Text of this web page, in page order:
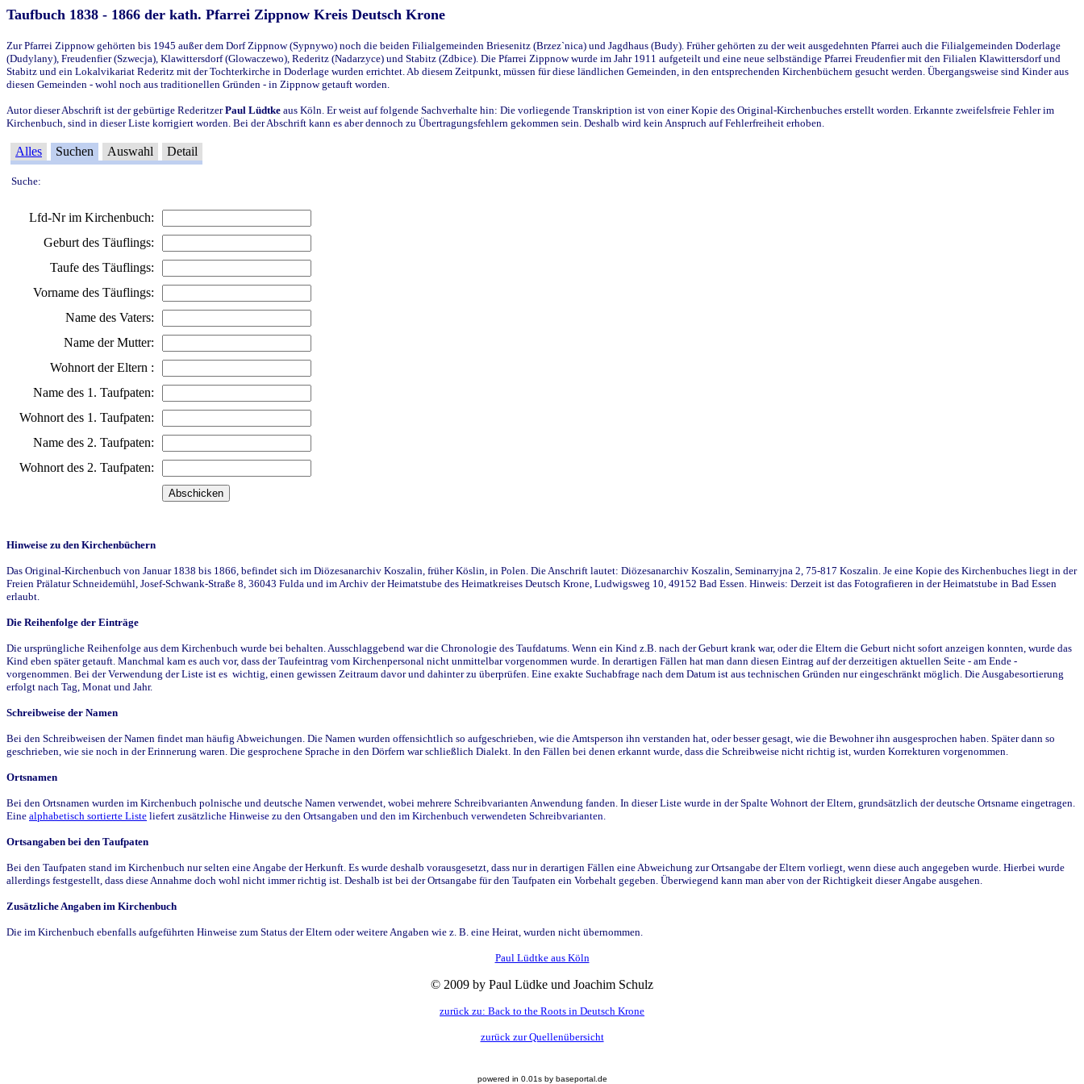
Taufbuch 1838 - 1866 der kath. Pfarrei Zippnow Kreis Deutsch Krone
Zur Pfarrei Zippnow gehörten bis 1945 außer dem Dorf Zippnow (Sypnywo) noch die beiden Filialgemeinden Briesenitz (Brzez`nica) und Jagdhaus (Budy). Früher gehörten zu der weit ausgedehnten Pfarrei auch die Filialgemeinden Doderlage
(Dudylany), Freudenfier (Szwecja), Klawittersdorf (Glowaczewo), Rederitz (Nadarzyce) und Stabitz (Zdbice). Die Pfarrei Zippnow wurde im Jahr 1911 aufgeteilt und eine neue selbständige Pfarrei Freudenfier mit den Filialen Klawittersdorf und
Stabitz und ein Lokalvikariat Rederitz mit der Tochterkirche in Doderlage wurden errichtet. Ab diesem Zeitpunkt, müssen für diese ländlichen Gemeinden, in den entsprechenden Kirchenbüchern gesucht werden. Übergangsweise sind Kinder aus
diesen Gemeinden - wohl noch aus traditionellen Gründen - in Zippnow getauft worden.
Autor dieser Abschrift ist der gebürtige RederitzerPaul Lüdtke aus Köln. Er weist auf folgende Sachverhalte hin: Die vorliegende Transkription ist von einer Kopie des Original-Kirchenbuches erstellt worden. Erkannte zweifelsfreie Fehler im
Kirchenbuch, sind in dieser Liste korrigiert worden. Bei der Abschrift kann es aber dennoch zu Übertragungsfehlern gekommen sein. Deshalb wird kein Anspruch auf Fehlerfreiheit erhoben.
Alles Suchen Auswahl Detail
Suche:
Lfd-Nr im Kirchenbuch:
Geburt des Täuflings:
Taufe des Täuflings:
Vorname des Täuflings:
Name des Vaters:
Name der Mutter:
Wohnort der Eltern :
Name des 1. Taufpaten:
Wohnort des 1. Taufpaten:
Name des 2. Taufpaten:
Wohnort des 2. Taufpaten:
Hinweise zu den Kirchenbüchern
Das Original-Kirchenbuch von Januar 1838 bis 1866, befindet sich im Diözesanarchiv Koszalin, früher Köslin, in Polen. Die Anschrift lautet: Diözesanarchiv Koszalin, Seminarryjna 2, 75-817 Koszalin. Je eine Kopie des Kirchenbuches liegt in der
Freien Prälatur Schneidemühl, Josef-Schwank-Straße 8, 36043 Fulda und im Archiv der Heimatstube des Heimatkreises Deutsch Krone, Ludwigsweg 10, 49152 Bad Essen. Hinweis: Derzeit ist das Fotografieren in der Heimatstube in Bad Essen
erlaubt.
Die Reihenfolge der Einträge
Die ursprüngliche Reihenfolge aus dem Kirchenbuch wurde bei behalten. Ausschlaggebend war die Chronologie des Taufdatums. Wenn ein Kind z.B. nach der Geburt krank war, oder die Eltern die Geburt nicht sofort anzeigen konnten, wurde das
Kind eben später getauft. Manchmal kam es auch vor, dass der Taufeintrag vom Kirchenpersonal nicht unmittelbar vorgenommen wurde. In derartigen Fällen hat man dann diesen Eintrag auf der derzeitigen aktuellen Seite - am Ende -
vorgenommen. Bei der Verwendung der Liste ist es wichtig, einen gewissen Zeitraum davor und dahinter zu überprüfen. Eine exakte Suchabfrage nach dem Datum ist aus technischen Gründen nur eingeschränkt möglich. Die Ausgabesortierung
erfolgt nach Tag, Monat und Jahr.
Schreibweise der Namen
Bei den Schreibweisen der Namen findet man häufig Abweichungen. Die Namen wurden offensichtlich so aufgeschrieben, wie die Amtsperson ihn verstanden hat, oder besser gesagt, wie die Bewohner ihn ausgesprochen haben. Später dann so
geschrieben, wie sie noch in der Erinnerung waren. Die gesprochene Sprache in den Dörfern war schließlich Dialekt. In den Fällen bei denen erkannt wurde, dass die Schreibweise nicht richtig ist, wurden Korrekturen vorgenommen.
Ortsnamen
Bei den Ortsnamen wurden im Kirchenbuch polnische und deutsche Namen verwendet, wobei mehrere Schreibvarianten Anwendung fanden. In dieser Liste wurde in der Spalte Wohnort der Eltern, grundsätzlich der deutsche Ortsname eingetragen.
Eine alphabetisch sortierte Liste liefert zusätzliche Hinweise zu den Ortsangaben und den im Kirchenbuch verwendeten Schreibvarianten.
Ortsangaben bei den Taufpaten
Bei den Taufpaten stand im Kirchenbuch nur selten eine Angabe der Herkunft. Es wurde deshalb vorausgesetzt, dass nur in derartigen Fällen eine Abweichung zur Ortsangabe der Eltern vorliegt, wenn diese auch angegeben wurde. Hierbei wurde
allerdings festgestellt, dass diese Annahme doch wohl nicht immer richtig ist. Deshalb ist bei der Ortsangabe für den Taufpaten ein Vorbehalt gegeben. Überwiegend kann man aber von der Richtigkeit dieser Angabe ausgehen.
Zusätzliche Angaben im Kirchenbuch
Die im Kirchenbuch ebenfalls aufgeführten Hinweise zum Status der Eltern oder weitere Angaben wie z. B. eine Heirat, wurden nicht übernommen.
Paul Lüdtke aus Köln
© 2009 by Paul Lüdke und Joachim Schulz
zurück zu: Back to the Roots in Deutsch Krone
zurück zur Quellenübersicht
powered in 0.01s by baseportal.de